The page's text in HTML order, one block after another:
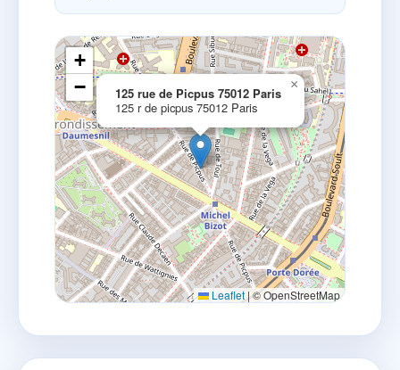
125 rue de Picpus 75012 Paris
125 r de picpus 75012 Paris
×
+
−
Leaflet|© OpenStreetMap